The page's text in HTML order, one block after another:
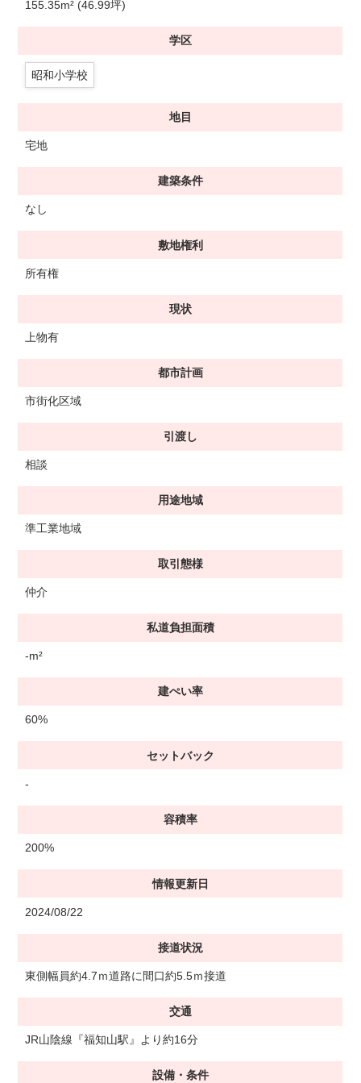
155.35m² (46.99坪)
学区
昭和小学校
地目
宅地
建築条件
なし
敷地権利
所有権
現状
上物有
都市計画
市街化区域
引渡し
相談
用途地域
準工業地域
取引態様
仲介
私道負担面積
-m²
建ぺい率
60%
セットバック
-
容積率
200%
情報更新日
2024/08/22
接道状況
東側幅員約4.7ｍ道路に間口約5.5ｍ接道
交通
JR山陰線『福知山駅』より約16分
設備・条件